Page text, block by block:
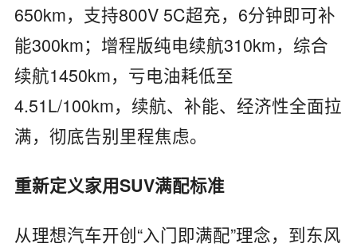
650km，支持800V 5C超充，6分钟即可补
能300km；增程版纯电续航310km，综合
续航1450km，亏电油耗低至
4.51L/100km，续航、补能、经济性全面拉
满，彻底告别里程焦虑。
重新定义家用SUV满配标准
从理想汽车开创“入门即满配”理念，到东风